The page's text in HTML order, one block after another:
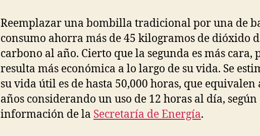
Reemplazar una bombilla tradicional por una de
consumo ahorra más de 45 kilogramos de dióxido
carbono al año. Cierto que la segunda es más cara,
resulta más económica a lo largo de su vida. Se
su vida útil es de hasta 50,000 horas, que equivalen
años considerando un uso de 12 horas al día, según
información de la Secretaría de Energía.